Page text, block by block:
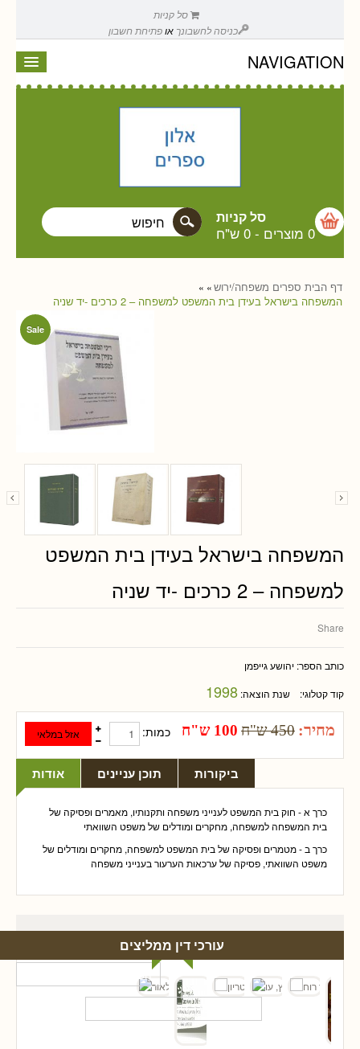
סל קניות
כניסה לחשבונך אופתיחת חשבון
NAVIGATION
סל קניות
0 מוצרים - 0 ש"ח
דף הבית » ספרים משפחה/ירוש »
המשפחה בישראל בעידן בית המשפט למשפחה – 2 כרכים -יד שניה
Sale
המשפחה בישראל בעידן בית המשפט
למשפחה – 2 כרכים -יד שניה
Share
כותב הספר: יהושע גייפמן
קוד קטלוגי: שנת הוצאה: 1998
מחיר: 450 ש"ח 100 ש"ח כמות:
אודות תוכן עניינים ביקורות
כרך א - חוק בית המשפט לענייני משפחה ותקנותיו, מאמרים ופסיקה של
בית המשפחה למשפחה, מחקרים ומודלים של משפט השוואתי
כרך ב - מטמרים ופסיקה של בית המשפט למשפחה, מחקרים ומודלים של
משפט השוואתי, פסיקה של ערכאות הערעור בענייני משפחה
עורכי דין ממליצים